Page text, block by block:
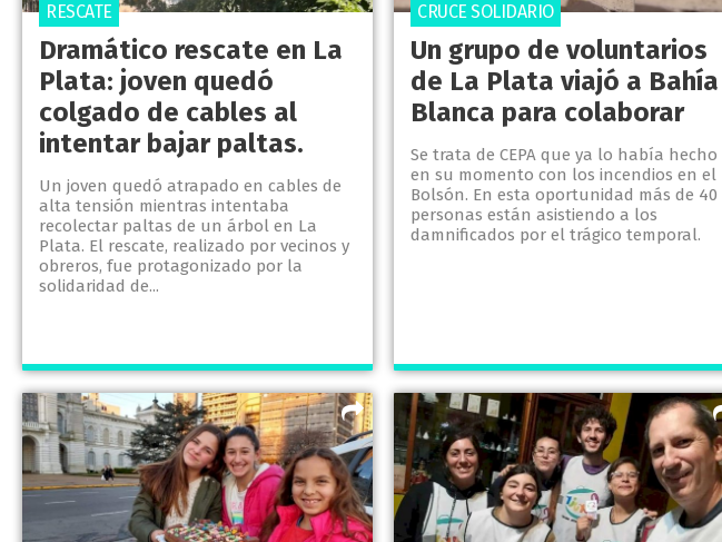
Dramático rescate en La
Plata: joven quedó
colgado de cables al
intentar bajar paltas.
Un joven quedó atrapado en cables de
alta tensión mientras intentaba
recolectar paltas de un árbol en La
Plata. El rescate, realizado por vecinos y
obreros, fue protagonizado por la
solidaridad de...
RESCATE
Un grupo de voluntarios
de La Plata viajó a Bahía
Blanca para colaborar
Se trata de CEPA que ya lo había hecho
en su momento con los incendios en el
Bolsón. En esta oportunidad más de 40
personas están asistiendo a los
damnificados por el trágico temporal.
CRUCE SOLIDARIO